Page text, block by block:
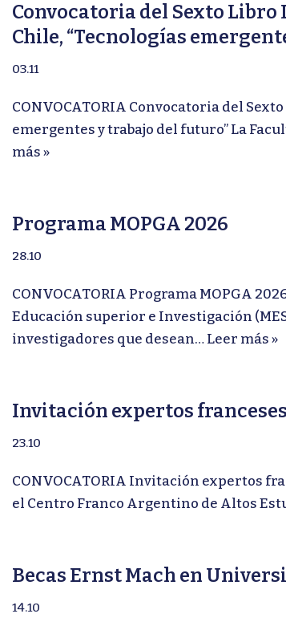
Convocatoria del Sexto
Chile, “Tecnologías
03.11
CONVOCATORIA Convocatoria del
emergentes y trabajo del futuro” La
más »
Programa MOPGA 2026
28.10
CONVOCATORIA Programa MOPGA
Educación superior e Investigación
investigadores que desean… Leer más »
Invitación expertos franceses
23.10
CONVOCATORIA Invitación expertos
el Centro Franco Argentino de Altos
Becas Ernst Mach en
14.10